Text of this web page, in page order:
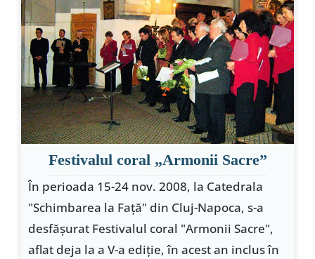
Festivalul coral „Armonii Sacre”
În perioada 15-24 nov. 2008, la Catedrala
"Schimbarea la Faţă" din Cluj-Napoca, s-a
desfăşurat Festivalul coral "Armonii Sacre",
aflat deja la a V-a ediţie, în acest an inclus în